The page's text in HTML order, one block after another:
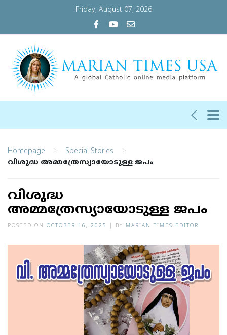
Friday, August 07, 2026
Homepage > Special Stories >
വിശുദ്ധ അമ്മത്രേസ്യായോടുള്ള ജപം
വിശുദ്ധ
അമ്മത്രേസ്യായോടുള്ള ജപം
POSTED ON OCTOBER 16, 2025 BY MARIAN TIMES EDITOR